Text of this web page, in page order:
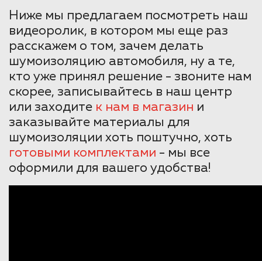
Ниже мы предлагаем посмотреть наш
видеоролик, в котором мы еще раз
расскажем о том, зачем делать
шумоизоляцию автомобиля, ну а те,
кто уже принял решение - звоните нам
скорее, записывайтесь в наш центр
или заходите к нам в магазин и
заказывайте материалы для
шумоизоляции хоть поштучно, хоть
готовыми комплектами - мы все
оформили для вашего удобства!